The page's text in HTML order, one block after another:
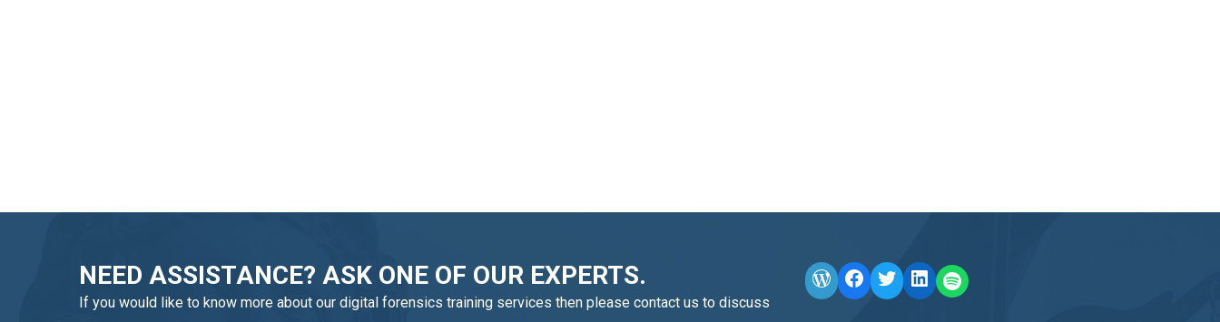
NEED ASSISTANCE? ASK ONE OF OUR EXPERTS.
If you would like to know more about our digital forensics training services then please contact us to discuss
WordPress
Facebook
TwitterLinkedIn
LINE OA scan me